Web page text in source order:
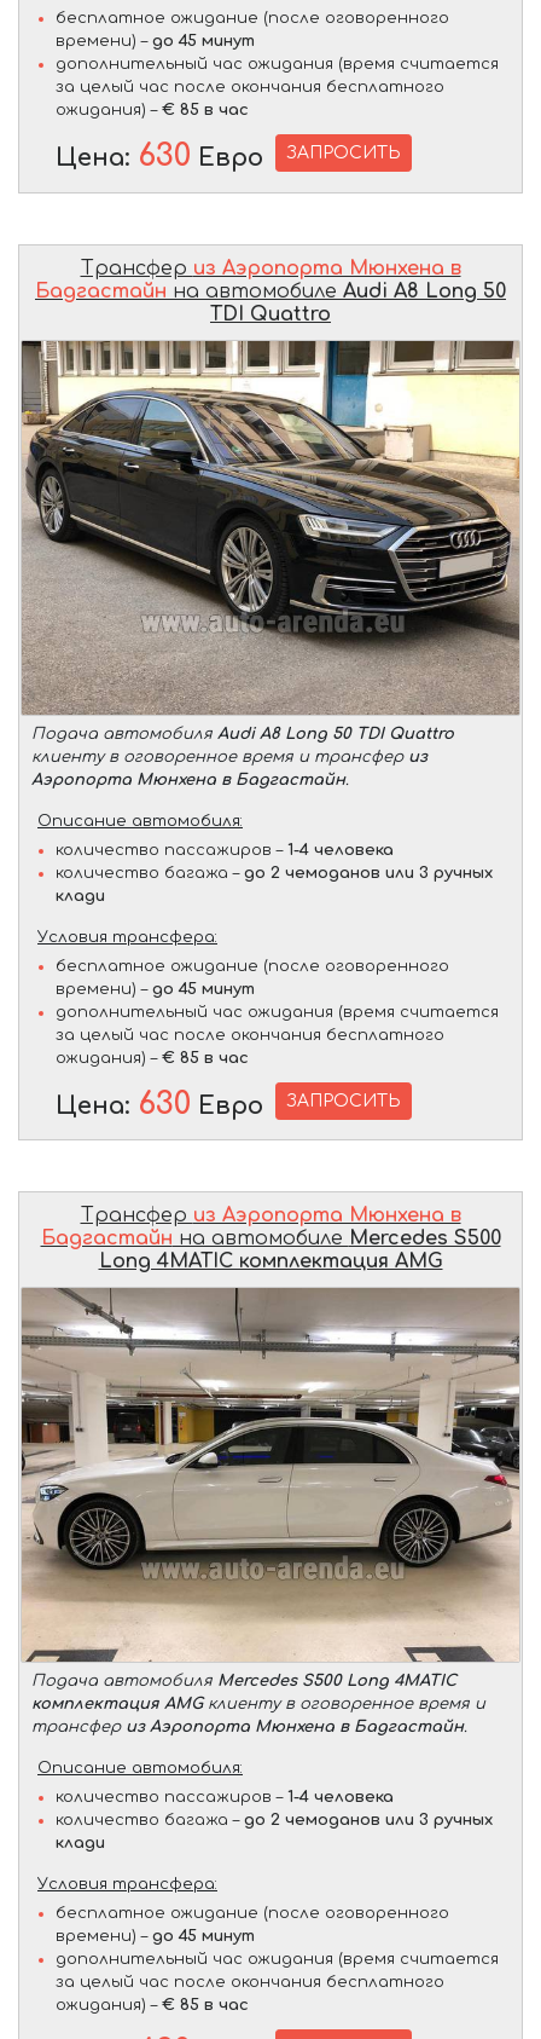
бесплатное ожидание (после оговоренного
времени) – до 45 минут
дополнительный час ожидания (время считается
за целый час после окончания бесплатного
ожидания) – € 85 в час
Цена: 630 Евро ЗАПРОСИТЬ
Трансфер из Аэропорта Мюнхена в
Бадгастайн на автомобиле Audi A8 Long 50
TDI Quattro
Подача автомобиля Audi A8 Long 50 TDI Quattro
клиенту в оговоренное время и трансфер из
Аэропорта Мюнхена в Бадгастайн.
Описание автомобиля:
количество пассажиров – 1-4 человека
количество багажа – до 2 чемоданов или 3 ручных
клади
Условия трансфера:
бесплатное ожидание (после оговоренного
времени) – до 45 минут
дополнительный час ожидания (время считается
за целый час после окончания бесплатного
ожидания) – € 85 в час
Цена: 630 Евро ЗАПРОСИТЬ
Трансфер из Аэропорта Мюнхена в
Бадгастайн на автомобиле Mercedes S500
Long 4MATIC комплектация AMG
Подача автомобиля Mercedes S500 Long 4MATIC
комплектация AMGклиенту в оговоренное время и
трансфер из Аэропорта Мюнхена в Бадгастайн.
Описание автомобиля:
количество пассажиров – 1-4 человека
количество багажа – до 2 чемоданов или 3 ручных
клади
Условия трансфера:
бесплатное ожидание (после оговоренного
времени) – до 45 минут
дополнительный час ожидания (время считается
за целый час после окончания бесплатного
ожидания) – € 85 в час